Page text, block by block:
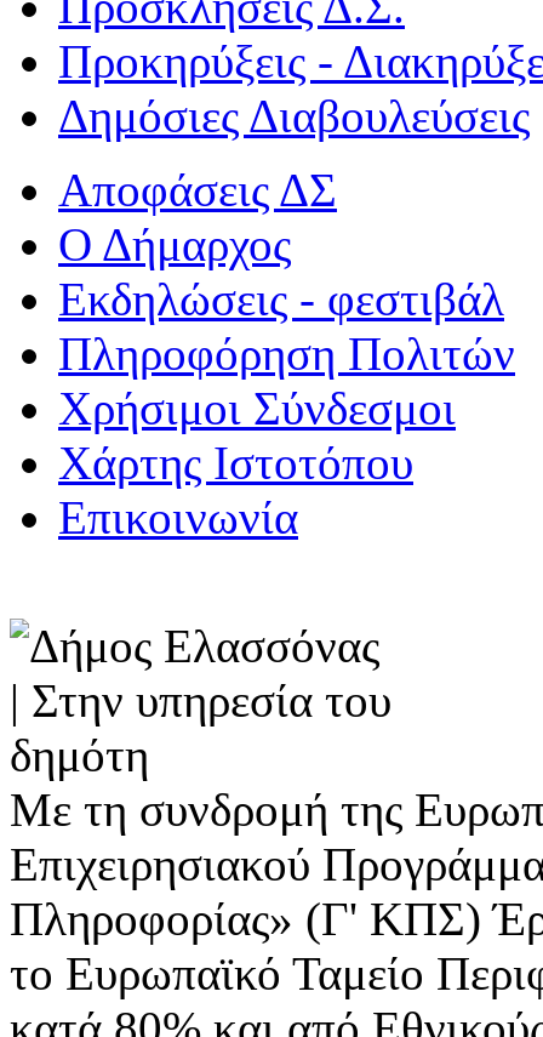
Προκηρύξεις -
Δημόσιες Διαβουλεύσεις
Αποφάσεις ΔΣ
Ο Δήμαρχος
Εκδηλώσεις - φεστιβάλ
Πληροφόρηση Πολιτών
Χρήσιμοι Σύνδεσμοι
Χάρτης Ιστοτόπου
Επικοινωνία
Με τη συνδρομή της
Επιχειρησιακού
Πληροφορίας» (Γ' ΚΠΣ)
το Ευρωπαϊκό Ταμείο